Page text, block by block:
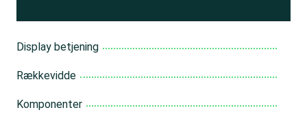
Display betjening
Rækkevidde
Komponenter